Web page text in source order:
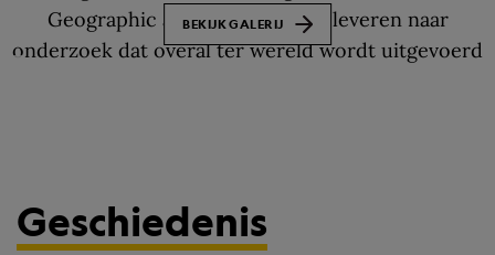
BEKIJK GALERIJ
Geschiedenis